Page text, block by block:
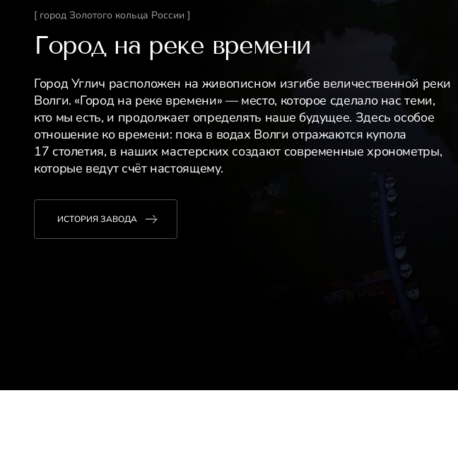
[ город Золотого кольца России ]
Город на реке времени
Город Углич расположен на живописном изгибе величественной реки
Волги. «Город на реке времени» — место, которое сделало нас теми,
кто мы есть, и продолжает определять наше будущее. Здесь особое
отношение ко времени: пока в водах Волги отражаются купола
17 столетия, в наших мастерских создают современные хронометры,
которые ведут счёт настоящему.
ИСТОРИЯ ЗАВОДА